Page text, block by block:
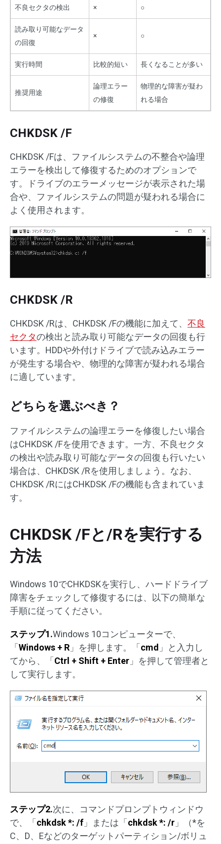
不良セクタの検出 × ○
読み取り可能なデータ
の回復
× ○
実行時間 比較的短い 長くなることが多い
推奨用途
論理エラー
の修復
物理的な障害が疑わ
れる場合
CHKDSK /F
CHKDSK /Fは、ファイルシステムの不整合や論理
エラーを検出して修復するためのオプションで
す。ドライブのエラーメッセージが表示された場
合や、ファイルシステムの問題が疑われる場合に
よく使用されます。
CHKDSK /R
CHKDSK /Rは、CHKDSK /Fの機能に加えて、 不良
セクタの検出と読み取り可能なデータの回復も行
います。HDDや外付けドライブで読み込みエラー
が発生する場合や、物理的な障害が疑われる場合
に適しています。
どちらを選ぶべき？
ファイルシステムの論理エラーを修復したい場合
はCHKDSK /Fを使用できます。一方、不良セクタ
の検出や読み取り可能なデータの回復も行いたい
場合は、CHKDSK /Rを使用しましょう。なお、
CHKDSK /RにはCHKDSK /Fの機能も含まれていま
す。
CHKDSK /Fと/Rを実行する
方法
Windows 10でCHKDSKを実行し、ハードドライブ
障害をチェックして修復するには、以下の簡単な
手順に従ってください。
ステップ1.Windows 10コンピューターで、
「Windows + R 」を押します。「cmd 」と入力し
てから、「Ctrl + Shift + Enter 」を押して管理者と
して実行します。
ステップ2.次に、コマンドプロンプトウィンドウ
で、「chkdsk *: /f 」または「chkdsk *: /r 」（*を
C、D、Eなどのターゲットパーティション/ボリュ